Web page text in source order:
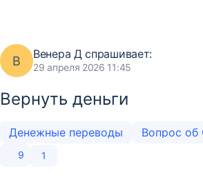
В Венера Дспрашивает:
29 апреля 2026 11:45
Вернуть деньги
Денежные переводы Вопрос об
9 1